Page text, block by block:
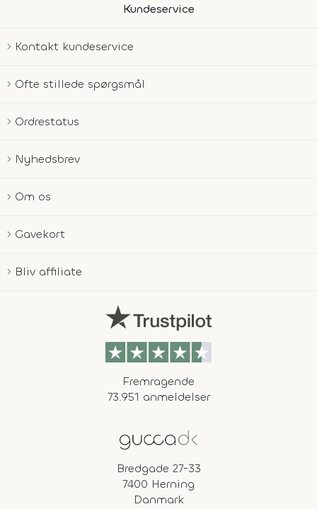
Kundeservice
Kontakt kundeservice
Ofte stillede spørgsmål
Ordrestatus
Nyhedsbrev
Om os
Gavekort
Bliv affiliate
Fremragende
73.951 anmeldelser
Bredgade 27-33
7400 Herning
Danmark